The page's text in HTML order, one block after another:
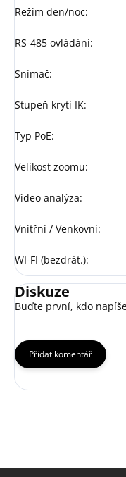
Režim den/noc:
RS-485 ovládání:
Snímač:
Stupeň krytí IK:
Typ PoE:
Velikost zoomu:
Video analýza:
Vnitřní / Venkovní:
WI-FI (bezdrát.):
Diskuze
Buďte první, kdo
Přidat komentář